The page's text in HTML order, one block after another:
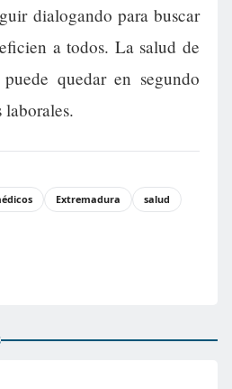
dialogando para buscar
a todos. La salud de
quedar en segundo
Extremadura salud